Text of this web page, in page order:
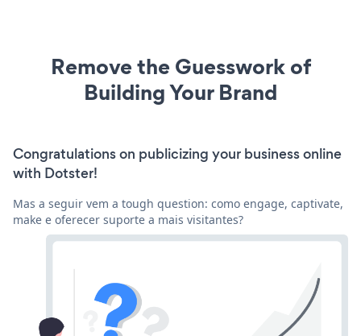
Remove the Guesswork of
Building Your Brand
Congratulations on publicizing your business online
with Dotster!
Mas a seguir vem a tough question: como engage, captivate,
make e oferecer suporte a mais visitantes?